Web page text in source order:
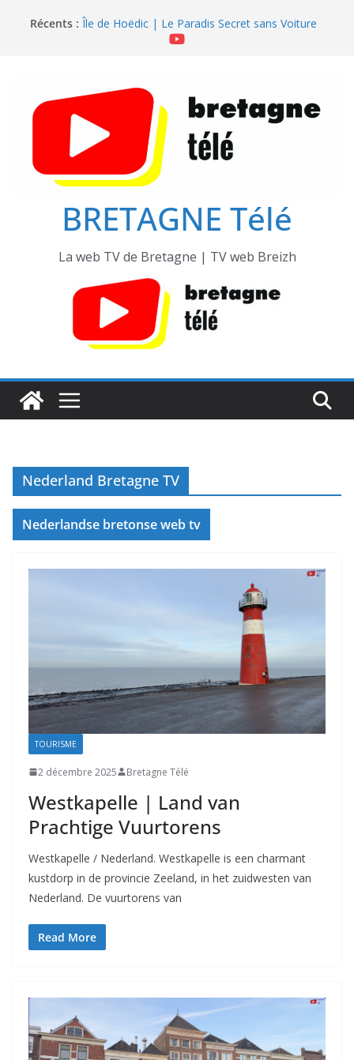
Récents : Île de Hoëdic | Le Beau Fort
Île de Hoëdic | Le Paradis Secret sans Voiture
Île de Hoëdic | Dimanche le Jour du Zodiac
BRETAGNE Télé
La web TV de Bretagne | TV web Breizh
Nederland Bretagne TV
Nederlandse bretonse web tv
TOURISME
2 décembre 2025 Bretagne Télé
Westkapelle | Land van
Prachtige Vuurtorens
Westkapelle / Nederland. Westkapelle is een charmant
kustdorp in de provincie Zeeland, in het zuidwesten van
Nederland. De vuurtorens van
Read More